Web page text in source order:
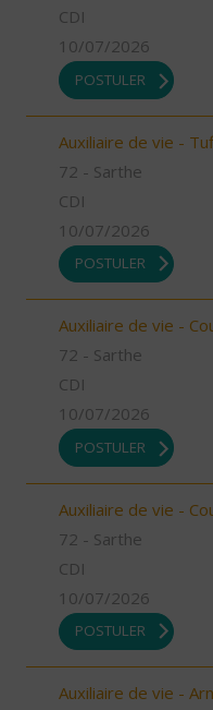
CDI
10/07/2026
POSTULER
Auxiliaire de vie -
72 - Sarthe
CDI
10/07/2026
POSTULER
Auxiliaire de vie -
72 - Sarthe
CDI
10/07/2026
POSTULER
Auxiliaire de vie -
72 - Sarthe
CDI
10/07/2026
POSTULER
Auxiliaire de vie -